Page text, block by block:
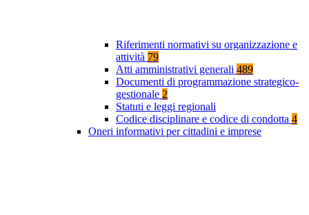
Riferimenti normativi su organizzazione e
attività 79
Atti amministrativi generali 489
Documenti di programmazione strategico-
gestionale 2
Statuti e leggi regionali
Codice disciplinare e codice di condotta 4
Oneri informativi per cittadini e imprese